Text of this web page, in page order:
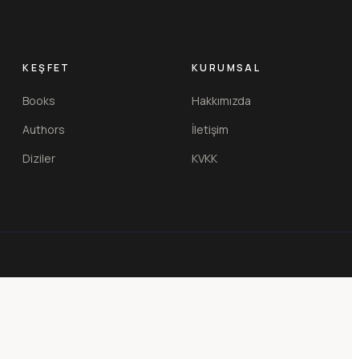
KEŞFET
Books
Authors
Diziler
KURUMSAL
Hakkımızda
İletişim
KVKK